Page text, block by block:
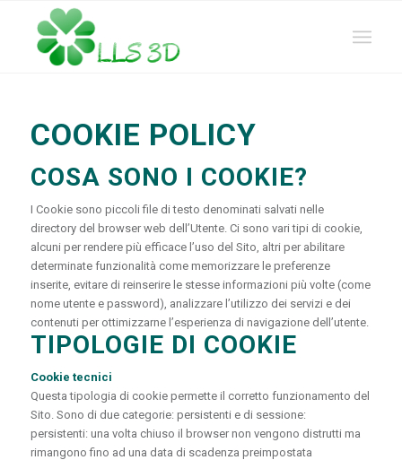
COOKIE POLICY
COSA SONO I COOKIE?
I Cookie sono piccoli file di testo denominati salvati nelle
directory del browser web dell’Utente. Ci sono vari tipi di cookie,
alcuni per rendere più efficace l’uso del Sito, altri per abilitare
determinate funzionalità come memorizzare le preferenze
inserite, evitare di reinserire le stesse informazioni più volte (come
nome utente e password), analizzare l’utilizzo dei servizi e dei
contenuti per ottimizzarne l’esperienza di navigazione dell’utente.
TIPOLOGIE DI COOKIE
Cookie tecnici
Questa tipologia di cookie permette il corretto funzionamento del
Sito. Sono di due categorie: persistenti e di sessione:
persistenti: una volta chiuso il browser non vengono distrutti ma
rimangono fino ad una data di scadenza preimpostata